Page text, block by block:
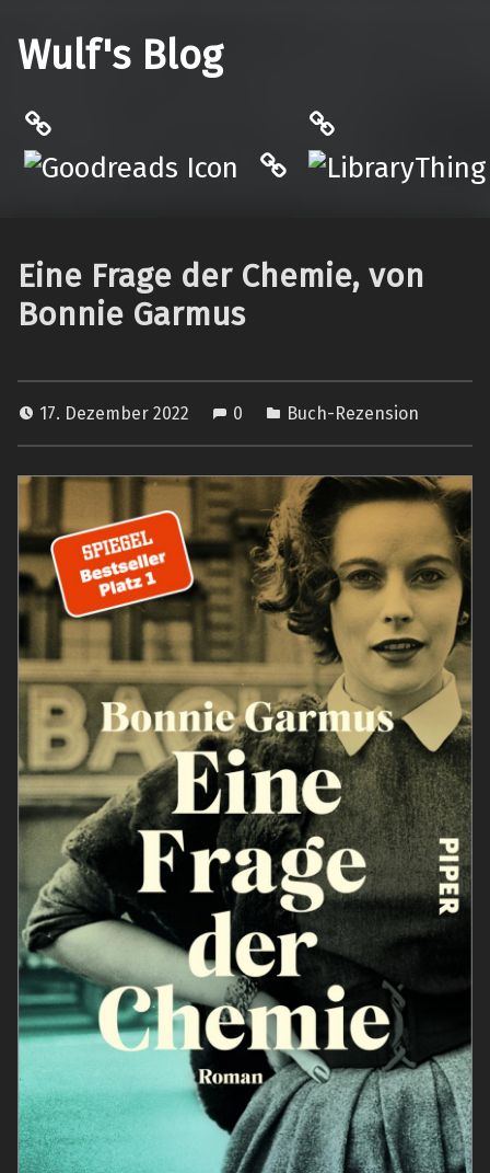
Wulf's Blog
Hardcover.App
Eine Frage der Chemie, von
Bonnie Garmus
17. Dezember 2022 0 Buch-Rezension